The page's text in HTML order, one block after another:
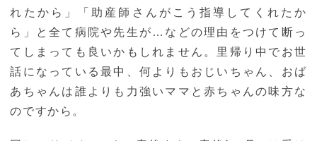
れたから」「助産師さんがこう指導してくれたか
ら」と全て病院や先生が…などの理由をつけて断っ
てしまっても良いかもしれません。里帰り中でお世
話になっている最中、何よりもおじいちゃん、おば
あちゃんは誰よりも力強いママと赤ちゃんの味方な
のですから。